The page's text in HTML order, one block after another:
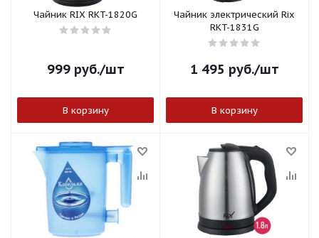
Чайник RIX RKT-1820G
999руб./шт
В корзину
Чайник электрический Rix
RKT-1831G
1 495 руб./шт
В корзину